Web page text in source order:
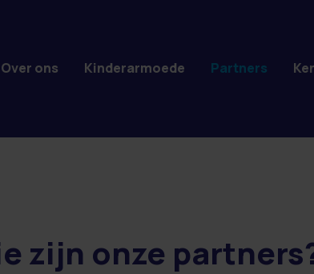
zijn onze
Over ons Kinderarmoede Partners